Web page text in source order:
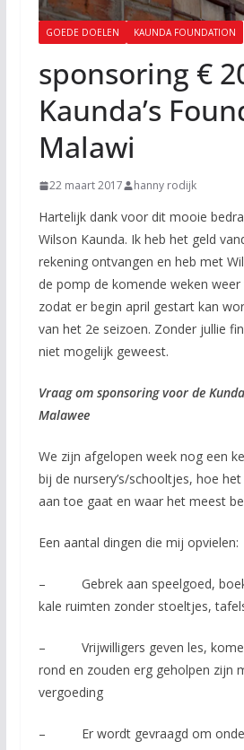
GOEDE DOELEN KAUNDA FOUNDATION
sponsoring €
Kaunda’s
Malawi
22 maart 2017 hanny rodijk
Hartelijk dank voor dit mooie
Wilson Kaunda. Ik heb het geld
rekening ontvangen en heb met
de pomp de komende weken
zodat er begin april gestart kan
van het 2e seizoen. Zonder jullie
niet mogelijk geweest.
Vraag om sponsoring voor de
Malawee
We zijn afgelopen week nog een
bij de nursery’s/schooltjes, hoe
aan toe gaat en waar het meest
Een aantal dingen die mij opvielen:
– Gebrek aan speelgoed,
kale ruimten zonder stoeltjes,
– Vrijwilligers geven les,
rond en zouden erg geholpen zijn
vergoeding
– Er wordt gevraagd om